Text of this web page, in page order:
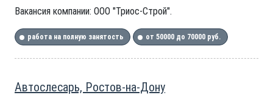
Вакансия компании: ООО "Триос-Строй".
работа на полную занятость от 50000 до 70000 руб.
Автослесарь, Ростов-на-Дону